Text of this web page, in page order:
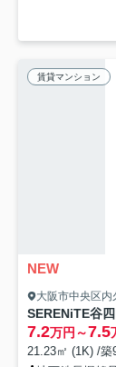
賃貸マンション
NEW
大阪市中央区内
SERENiTE谷四
7.2万円～7.5
21.23㎡ (1K) /築